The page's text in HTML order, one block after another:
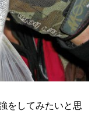
をしてみたいと思